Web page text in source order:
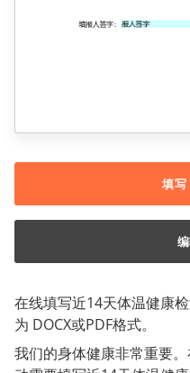
在线填写近14天体温健康
为 DOCX或PDF格式。
我们的身体健康非常重要
填写